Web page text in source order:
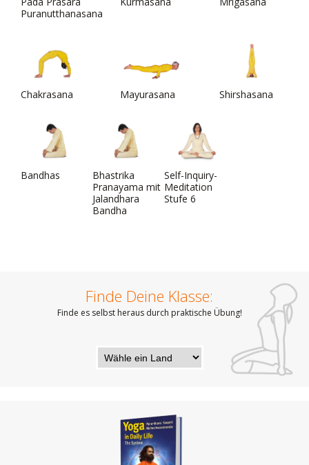
Puranutthanasana
Chakrasana Mayurasana Shirshasana
Bandhas
Bhastrika
Pranayama mit
Jalandhara
Bandha
Self-Inquiry-
Meditation
Stufe 6
Finde Deine Klasse:
Finde es selbst heraus durch praktische Übung!